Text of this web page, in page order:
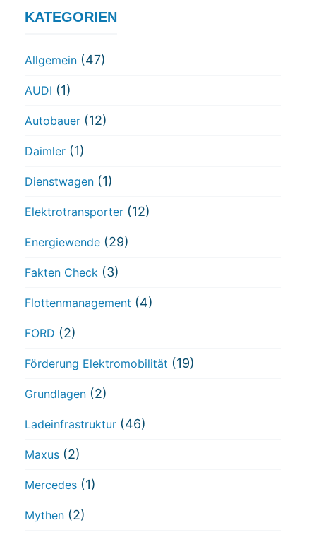
KATEGORIEN
Allgemein(47)
AUDI (1)
Autobauer(12)
Daimler(1)
Dienstwagen(1)
Elektrotransporter(12)
Energiewende(29)
Fakten Check (3)
Flottenmanagement (4)
FORD (2)
Förderung Elektromobilität (19)
Grundlagen(2)
Ladeinfrastruktur(46)
Maxus(2)
Mercedes(1)
Mythen(2)